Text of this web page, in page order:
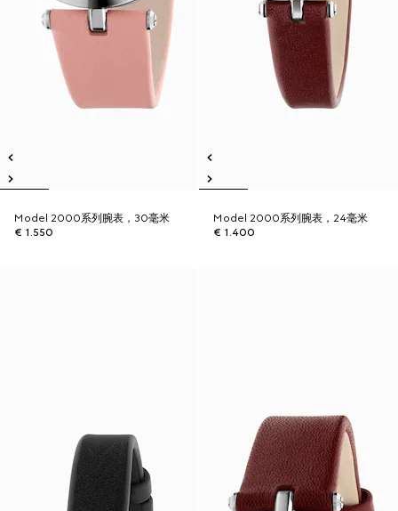
Model 2000系列腕表，30毫米
€ 1.550
Model 2000系列腕表，24毫米
€ 1.400